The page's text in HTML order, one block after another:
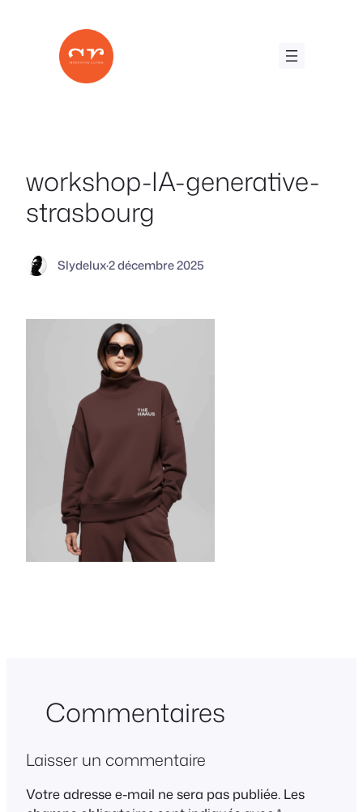
workshop-IA-generative-
strasbourg
Slydelux·2 décembre 2025
Commentaires
Laisser un commentaire
Votre adresse e-mail ne sera pas publiée. Les